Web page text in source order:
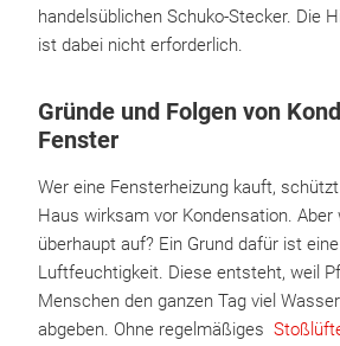
handelsüblichen Schuko-Stecker. Die
ist dabei nicht erforderlich.
Gründe und Folgen von
Fenster
Wer eine Fensterheizung kauft,
Haus wirksam vor Kondensation.
überhaupt auf? Ein Grund dafür ist
Luftfeuchtigkeit. Diese entsteht, weil
Menschen den ganzen Tag viel
abgeben. Ohne regelmäßiges